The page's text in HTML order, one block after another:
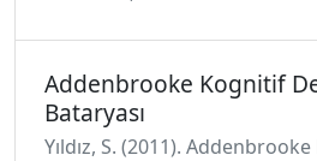
Addenbrooke Kognitif
Bataryası
Yıldız, S. (2011).